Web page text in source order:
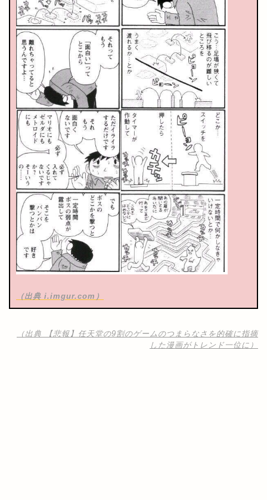
（出典 i.imgur.com）
（出典 【悲報】任天堂の9割のゲームのつまらなさを的確に指摘
した漫画がトレンド一位に）